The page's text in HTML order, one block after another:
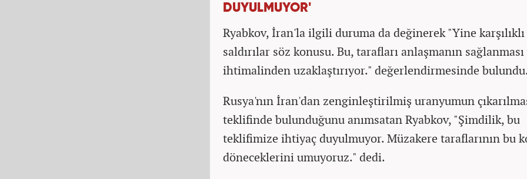
DUYULMUYOR'
Ryabkov, İran'la ilgili duruma da değinerek "Yine karşılıklı
saldırılar söz konusu. Bu, tarafları anlaşmanın sağlanması
ihtimalinden uzaklaştırıyor." değerlendirmesinde
Rusya'nın İran'dan zenginleştirilmiş uranyumun
teklifinde bulunduğunu anımsatan Ryabkov, "Şimdilik, bu
teklifimize ihtiyaç duyulmuyor. Müzakere taraflarının bu
döneceklerini umuyoruz." dedi.